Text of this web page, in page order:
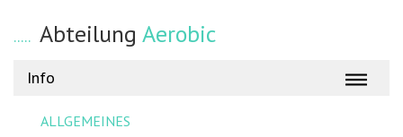
Abteilung Aerobic
Info
ALLGEMEINES